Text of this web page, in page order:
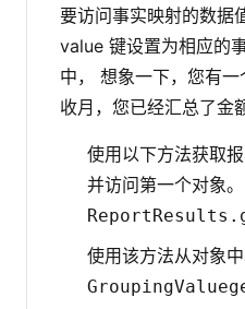
要访问事实映射的数据
value 键设置为相应的
中， 想象一下，您有
收月，您已经汇总了金
使用以下方法获取
并访问第一个对象。
使用该方法从对象中
GroupingValue